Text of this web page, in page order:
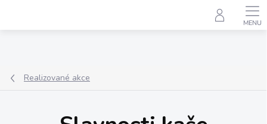
obsah
Realizované akce